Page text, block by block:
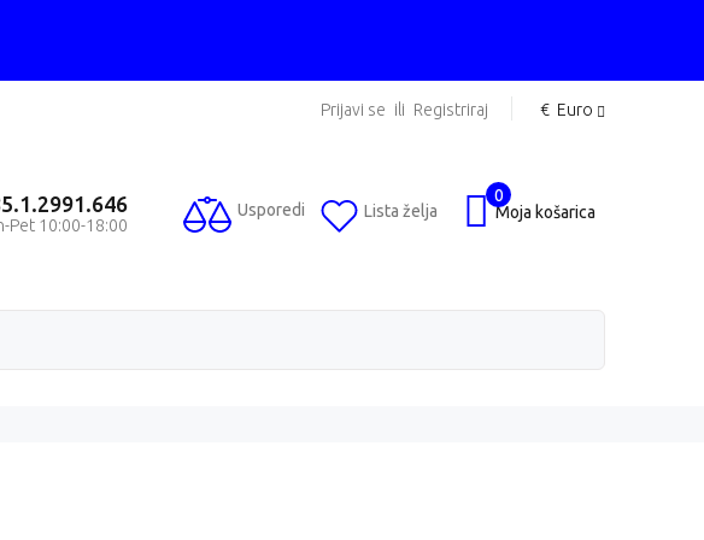
Prijavi se ili Registriraj € Euro
Pet 10:00-18:00
Usporedi Lista želja Moja košarica
0